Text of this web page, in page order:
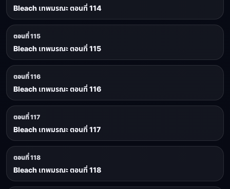
Bleach เทพมรณะ ตอนที่ 114
ตอนที่ 115
Bleach เทพมรณะ ตอนที่ 115
ตอนที่ 116
Bleach เทพมรณะ ตอนที่ 116
ตอนที่ 117
Bleach เทพมรณะ ตอนที่ 117
ตอนที่ 118
Bleach เทพมรณะ ตอนที่ 118